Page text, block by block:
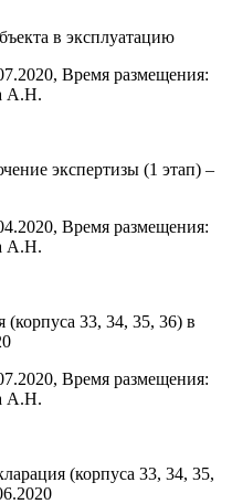
в эксплуатацию
Время размещения:
А.Н.
экспертизы (1 этап) –
Время размещения:
А.Н.
(корпуса 33, 34, 35, 36) в
Время размещения:
А.Н.
(корпуса 33, 34, 35,